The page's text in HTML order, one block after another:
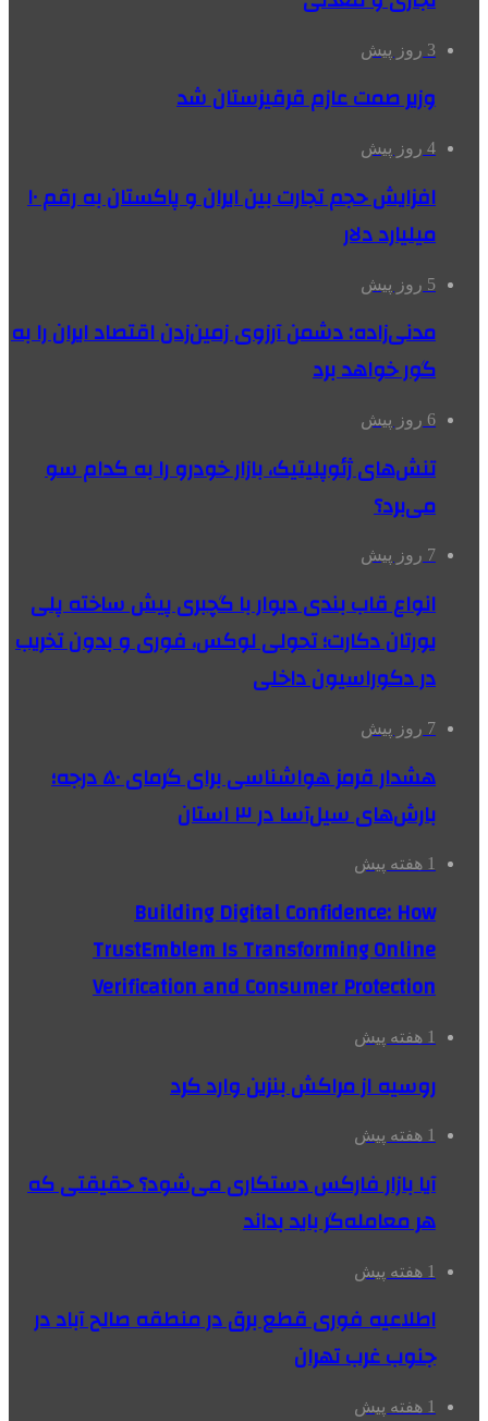
3 روز پیش
وزیر صمت عازم قرقیزستان شد
4 روز پیش
افزایش حجم تجارت بین ایران و پاکستان به رقم ۱۰
میلیارد دلار
5 روز پیش
مدنی‌زاده: دشمن آرزوی زمین‌زدن اقتصاد ایران را به
گور خواهد برد
6 روز پیش
تنش‌های ژئوپلیتیک، بازار خودرو را به کدام سو
می‌برد؟
7 روز پیش
انواع قاب بندی دیوار با گچبری پیش ساخته پلی
یورتان دکارت؛ تحولی لوکس، فوری و بدون تخریب
در دکوراسیون داخلی
7 روز پیش
هشدار قرمز هواشناسی برای گرمای ۵۰ درجه؛
بارش‌های سیل‌آسا در ۳ استان
1 هفته پیش
Building Digital Confidence: How
TrustEmblem Is Transforming Online
Verification and Consumer Protection
1 هفته پیش
روسیه از مراکش بنزین وارد کرد
1 هفته پیش
آیا بازار فارکس دستکاری می‌شود؟ حقیقتی که
هر معامله‌گر باید بداند
1 هفته پیش
اطلاعیه فوری قطع برق در منطقه صالح آباد در
جنوب غرب تهران
1 هفته پیش